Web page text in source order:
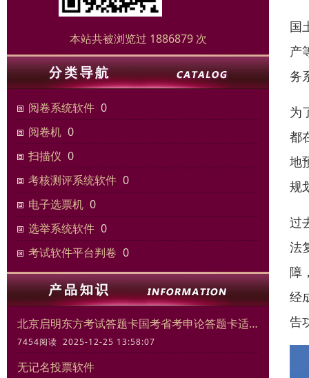
本站共被浏览过 1886879 次
阅卷系统软件 0
阅卷机 0
扫描仪 0
考核测评系统软件 0
电子选票机 0
选举系统软件 0
考试软件平台判卷 0
北京启明东方考试答题卡国考省考申论答题卡适合模拟考试练习
7454阅读 2025-12-25 13:58:07
无记名投票软件
国
产
务
为
都
地
规
过
法
障
经
告